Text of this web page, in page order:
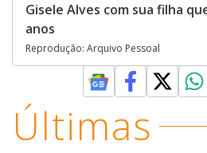
Gisele Alves com sua filha
anos
Reprodução: Arquivo Pessoal
Últimas